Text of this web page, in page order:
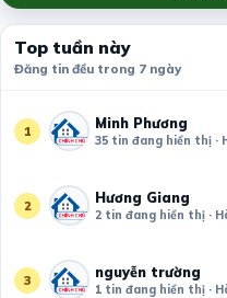
Top tuần này
Đăng tin đều trong 7 ngày
1 Minh Phương
35 tin đang hiển thị ·
2 Hương Giang
2 tin đang hiển thị ·
3 nguyễn trường
1 tin đang hiển thị ·